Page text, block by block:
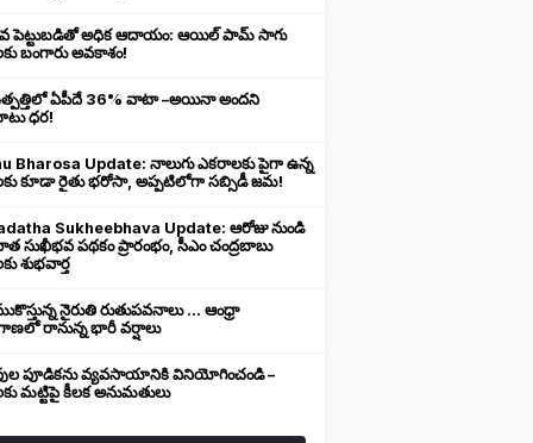
పెట్టుబడితో అధిక ఆదాయం: ఆయిల్ పామ్ సాగు
బంగారు అవకాశం!
ఏపీదే 36% వాటా –అయినా అందని
ధర!
Bharosa Update: నాలుగు ఎకరాలకు పైగా ఉన్న
కూడా రైతు భరోసా, అప్పటిలోగా సబ్సిడీ జమ!
Sukheebhava Update: ఆరోజు నుండి
సుఖీభవ పథకం ప్రారంభం, సీఎం చంద్రబాబు
శుభవార్త
నైరుతి రుతుపవనాలు ... ఆంధ్రా
రానున్న భారీ వర్షాలు
పూడికను వ్యవసాయానికి వినియోగించండి –
మట్టిపై కీలక అనుమతులు